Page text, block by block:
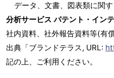
データ、文書、図表類に関
分析サービス パテント・イン
社内資料、社外報告資料等(有
出典「ブランドテラス, URL:
記の上、ご利用ください。